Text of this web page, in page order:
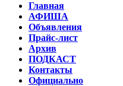
Главная
АФИША
Объявления
Прайс-лист
Архив
ПОДКАСТ
Контакты
Официально